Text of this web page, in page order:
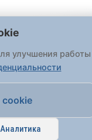
поступившие на
на основании
ФЗ
. Обращения
«Госуслуги» (ЕПГУ)
данных.
улучшения работы
cookie